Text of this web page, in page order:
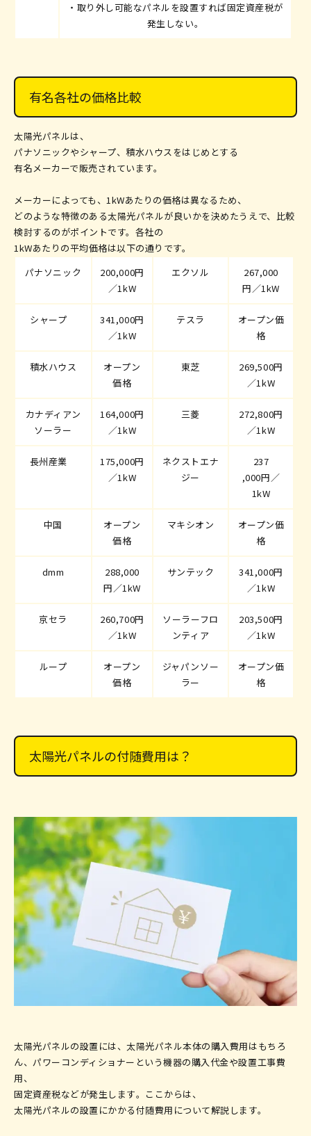
・取り外し可能なパネルを設置すれば固定資産税が
発生しない。
有名各社の価格比較
太陽光パネルは、
パナソニックやシャープ、積水ハウスをはじめとする
有名メーカーで販売されています。
メーカーによっても、1kWあたりの価格は異なるため、
どのような特徴のある太陽光パネルが良いかを決めたうえで、比較
検討するのがポイントです。各社の
1kWあたりの平均価格は以下の通りです。
パナソニック
200,000円
／1kW
エクソル
267,000
円／1kW
シャープ
341,000円
／1kW
テスラ
オープン価
格
積水ハウス
オープン
価格
東芝
269,500円
／1kW
カナディアン
ソーラー
164,000円
／1kW
三菱
272,800円
／1kW
長州産業
175,000円
／1kW
ネクストエナ
ジー
237
,000円／
1kW
中国
オープン
価格
マキシオン
オープン価
格
dmm
288,000
円／1kW
サンテック
341,000円
／1kW
京セラ
260,700円
／1kW
ソーラーフロ
ンティア
203,500円
／1kW
ループ
オープン
価格
ジャパンソー
ラー
オープン価
格
太陽光パネルの付随費用は？
太陽光パネルの設置には、太陽光パネル本体の購入費用はもちろ
ん、パワーコンディショナーという機器の購入代金や設置工事費
用、
固定資産税などが発生します。ここからは、
太陽光パネルの設置にかかる付随費用について解説します。